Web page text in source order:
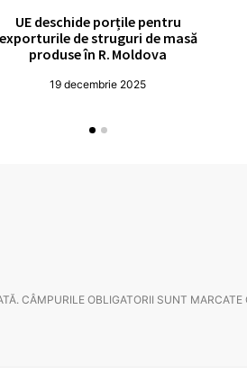
UE deschide porțile pentru
exporturile de struguri de masă
produse în R. Moldova
19 decembrie 2025
CÂMPURILE OBLIGATORII SUNT MARCATE